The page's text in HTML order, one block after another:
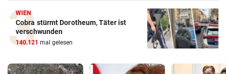
WIEN
Cobra stürmt Dorotheum, Täter ist
verschwunden
140.121 mal gelesen